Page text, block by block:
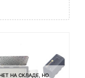
НА СКЛАДЕ, НО